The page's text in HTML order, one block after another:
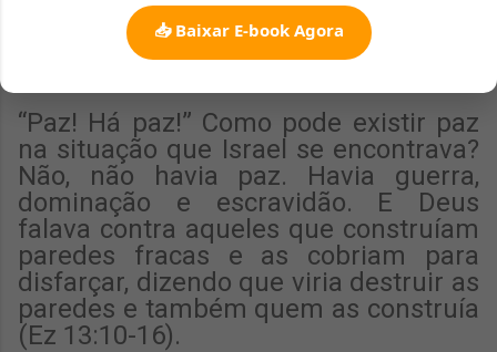
📥 Baixar E-book Agora
Veja o que a palavra de Deus nos
“Paz! Há paz!” Como pode existir paz
na situação que Israel se encontrava?
Não, não havia paz. Havia guerra,
dominação e escravidão. E Deus
falava contra aqueles que construíam
paredes fracas e as cobriam para
disfarçar, dizendo que viria destruir as
paredes e também quem as construía
(Ez 13:10-16).